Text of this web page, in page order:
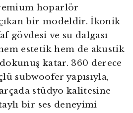
hoparlör
bir modeldir. İkonik
gövdesi ve su dalgası
estetik hem de akustik
katar. 360 derece
subwoofer yapısıyla,
stüdyo kalitesine
bir ses deneyimi